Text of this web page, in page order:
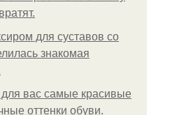
для суставов со
знакомая
вас самые красивые
оттенки обуви.